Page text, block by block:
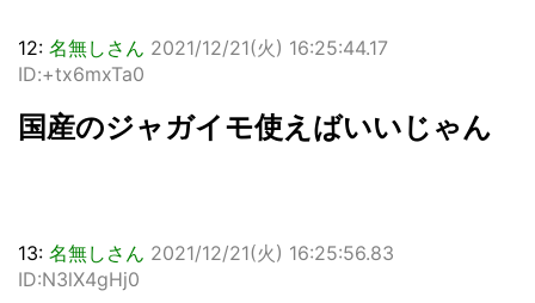
12: 名無しさん 2021/12/21(火) 16:25:44.17
ID:+tx6mxTa0
国産のジャガイモ使えばいいじゃん
13: 名無しさん 2021/12/21(火) 16:25:56.83
ID:N3lX4gHj0